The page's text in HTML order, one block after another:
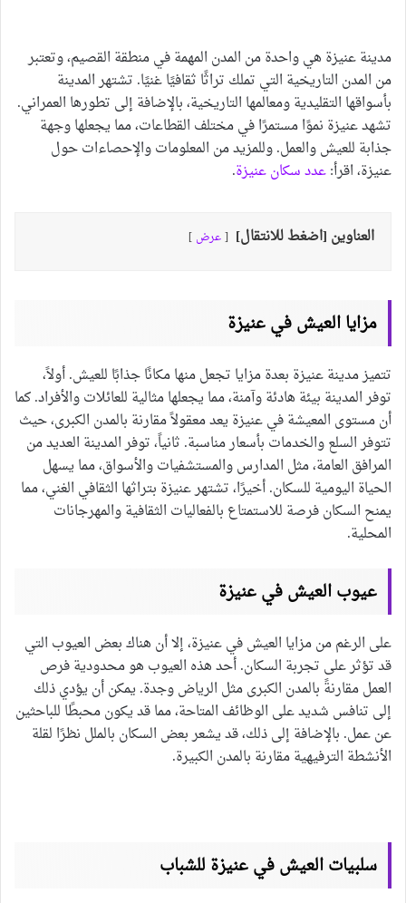
مدينة عنيزة هي واحدة من المدن المهمة في منطقة القصيم، وتعتبر
من المدن التاريخية التي تملك تراثًا ثقافيًا غنيًا. تشتهر المدينة
بأسواقها التقليدية ومعالمها التاريخية، بالإضافة إلى تطورها العمراني.
تشهد عنيزة نموًا مستمرًا في مختلف القطاعات، مما يجعلها وجهة
جذابة للعيش والعمل. وللمزيد من المعلومات والإحصاءات حول
عنيزة، اقرأ:عدد سكان عنيزة.
العناوين [اضغط للانتقال] عرض
مزايا العيش في عنيزة
تتميز مدينة عنيزة بعدة مزايا تجعل منها مكانًا جذابًا للعيش. أولاً،
توفر المدينة بيئة هادئة وآمنة، مما يجعلها مثالية للعائلات والأفراد. كما
أن مستوى المعيشة في عنيزة يعد معقولاً مقارنة بالمدن الكبرى، حيث
تتوفر السلع والخدمات بأسعار مناسبة. ثانياً، توفر المدينة العديد من
المرافق العامة، مثل المدارس والمستشفيات والأسواق، مما يسهل
الحياة اليومية للسكان. أخيرًا، تشتهر عنيزة بتراثها الثقافي الغني، مما
يمنح السكان فرصة للاستمتاع بالفعاليات الثقافية والمهرجانات
المحلية.
عيوب العيش في عنيزة
على الرغم من مزايا العيش في عنيزة، إلا أن هناك بعض العيوب التي
قد تؤثر على تجربة السكان. أحد هذه العيوب هو محدودية فرص
العمل مقارنةً بالمدن الكبرى مثل الرياض وجدة. يمكن أن يؤدي ذلك
إلى تنافس شديد على الوظائف المتاحة، مما قد يكون محبطًا للباحثين
عن عمل. بالإضافة إلى ذلك، قد يشعر بعض السكان بالملل نظرًا لقلة
الأنشطة الترفيهية مقارنة بالمدن الكبيرة.
سلبيات العيش في عنيزة للشباب